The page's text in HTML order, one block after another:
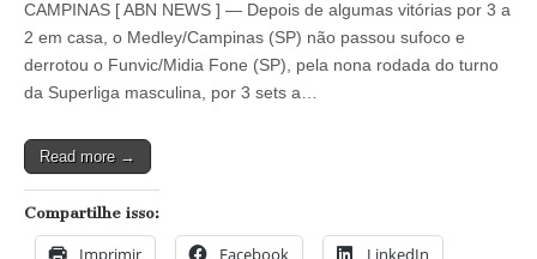
12/13
de
Medley/Campinas
CAMPINAS [ ABN NEWS ] — Depois de algumas vitórias por 3 a
2 em casa, o Medley/Campinas (SP) não passou sufoco e
derrotou o Funvic/Midia Fone (SP), pela nona rodada do turno
da Superliga masculina, por 3 sets a…
Read more →
Compartilhe isso:
Imprimir Facebook LinkedIn